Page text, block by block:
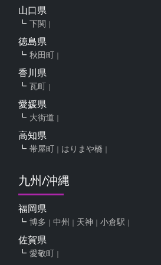
山口県
下関
徳島県
秋田町
香川県
瓦町
愛媛県
大街道
高知県
帯屋町 はりまや橋
九州/沖縄
福岡県
博多 中州 天神 小倉駅
佐賀県
愛敬町